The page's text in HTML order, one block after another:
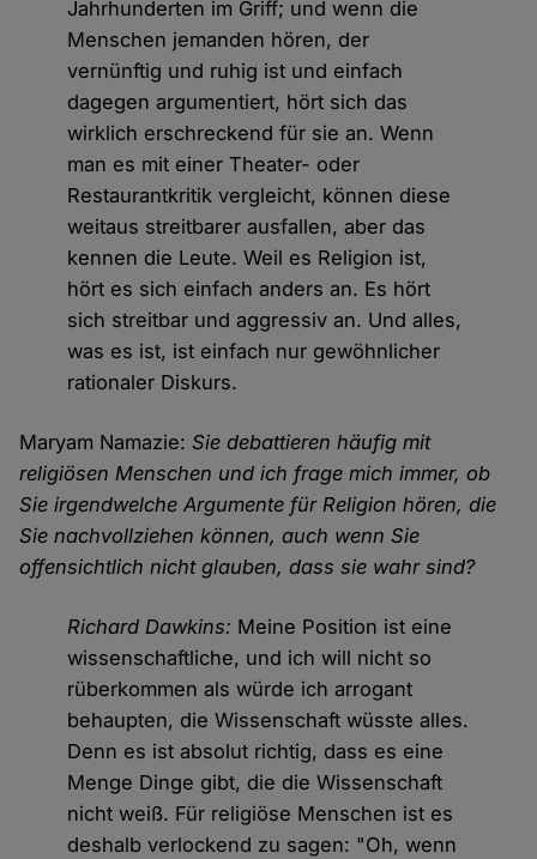
Jahrhunderten im Griff; und wenn die
Menschen jemanden hören, der
vernünftig und ruhig ist und einfach
dagegen argumentiert, hört sich das
wirklich erschreckend für sie an. Wenn
man es mit einer Theater- oder
Restaurantkritik vergleicht, können diese
weitaus streitbarer ausfallen, aber das
kennen die Leute. Weil es Religion ist,
hört es sich einfach anders an. Es hört
sich streitbar und aggressiv an. Und alles,
was es ist, ist einfach nur gewöhnlicher
rationaler Diskurs.
Maryam Namazie:Sie debattieren häufig mit
religiösen Menschen und ich frage mich immer, ob
Sie irgendwelche Argumente für Religion hören, die
Sie nachvollziehen können, auch wenn Sie
offensichtlich nicht glauben, dass sie wahr sind?
Richard Dawkins: Meine Position ist eine
wissenschaftliche, und ich will nicht so
rüberkommen als würde ich arrogant
behaupten, die Wissenschaft wüsste alles.
Denn es ist absolut richtig, dass es eine
Menge Dinge gibt, die die Wissenschaft
nicht weiß. Für religiöse Menschen ist es
deshalb verlockend zu sagen: "Oh, wenn